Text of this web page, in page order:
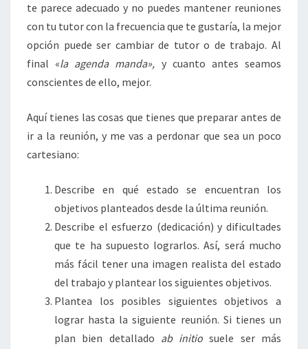
te parece adecuado y no puedes mantener reuniones
con tu tutor con la frecuencia que te gustaría, la mejor
opción puede ser cambiar de tutor o de trabajo. Al
final «la agenda manda», y cuanto antes seamos
conscientes de ello, mejor.
Aquí tienes las cosas que tienes que preparar antes de
ir a la reunión, y me vas a perdonar que sea un poco
cartesiano:
Describe en qué estado se encuentran los
objetivos planteados desde la última reunión.
Describe el esfuerzo (dedicación) y dificultades
que te ha supuesto lograrlos. Así, será mucho
más fácil tener una imagen realista del estado
del trabajo y plantear los siguientes objetivos.
Plantea los posibles siguientes objetivos a
lograr hasta la siguiente reunión. Si tienes un
plan bien detallado ab initiosuele ser más